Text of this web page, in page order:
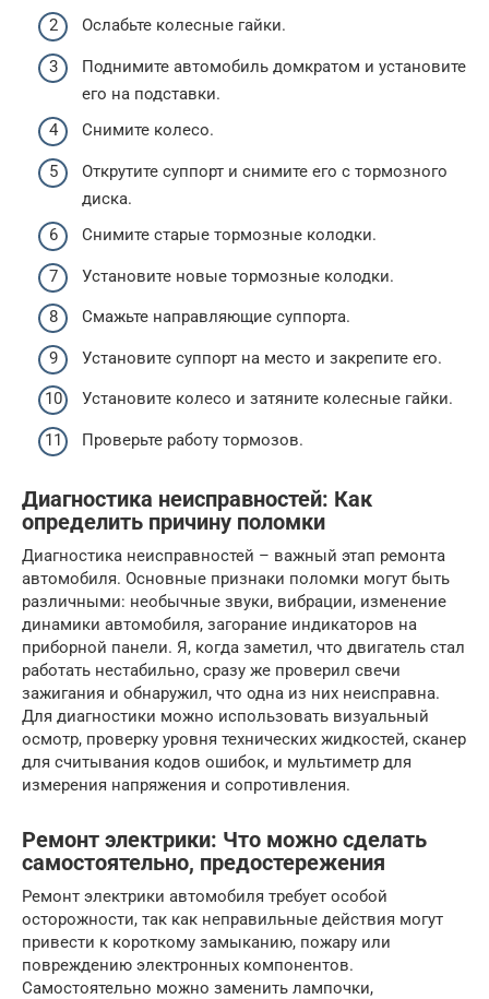
Ослабьте колесные гайки.
Поднимите автомобиль домкратом и установите
его на подставки.
Снимите колесо.
Открутите суппорт и снимите его с тормозного
диска.
Снимите старые тормозные колодки.
Установите новые тормозные колодки.
Смажьте направляющие суппорта.
Установите суппорт на место и закрепите его.
Установите колесо и затяните колесные гайки.
Проверьте работу тормозов.
Диагностика неисправностей: Как
определить причину поломки
Диагностика неисправностей – важный этап ремонта
автомобиля. Основные признаки поломки могут быть
различными: необычные звуки, вибрации, изменение
динамики автомобиля, загорание индикаторов на
приборной панели. Я, когда заметил, что двигатель стал
работать нестабильно, сразу же проверил свечи
зажигания и обнаружил, что одна из них неисправна.
Для диагностики можно использовать визуальный
осмотр, проверку уровня технических жидкостей, сканер
для считывания кодов ошибок, и мультиметр для
измерения напряжения и сопротивления.
Ремонт электрики: Что можно сделать
самостоятельно, предостережения
Ремонт электрики автомобиля требует особой
осторожности, так как неправильные действия могут
привести к короткому замыканию, пожару или
повреждению электронных компонентов.
Самостоятельно можно заменить лампочки,